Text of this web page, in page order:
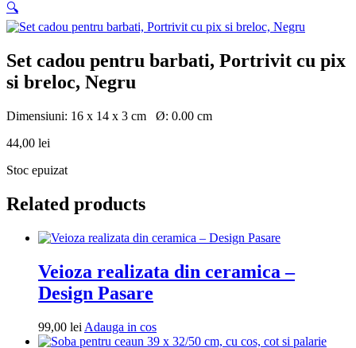
🔍
Set cadou pentru barbati, Portrivit cu pix
si breloc, Negru
Dimensiuni: 16 x 14 x 3 cm Ø: 0.00 cm
44,00 lei
Stoc epuizat
Related products
Veioza realizata din ceramica –
Design Pasare
99,00 lei Adauga in cosAdauga
in